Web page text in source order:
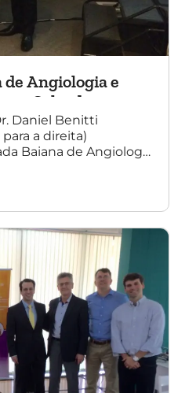
Angiologia e
Salvador
Daniel Benitti
a direita)
Baiana de Angiologia
também está
de Angiologia e